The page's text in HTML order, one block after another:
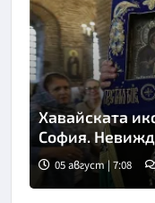
Хавайската
София.
05 август | 7:08